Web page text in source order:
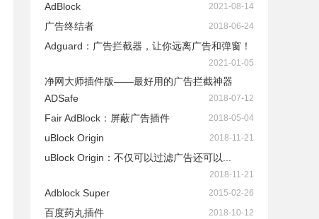
AdBlock 2021-08-14
广告终结者 2018-06-24
Adguard：广告拦截器，让你远离广告和弹窗！
2021-01-05
净网大师插件版——最好用的广告拦截神器
ADSafe
2018-07-12
Fair AdBlock：屏蔽广告插件 2018-05-04
uBlock Origin 2018-11-21
uBlock Origin：不仅可以过滤广告还可以...
2018-11-21
Adblock Super 2015-02-26
百度药丸插件 2018-10-12